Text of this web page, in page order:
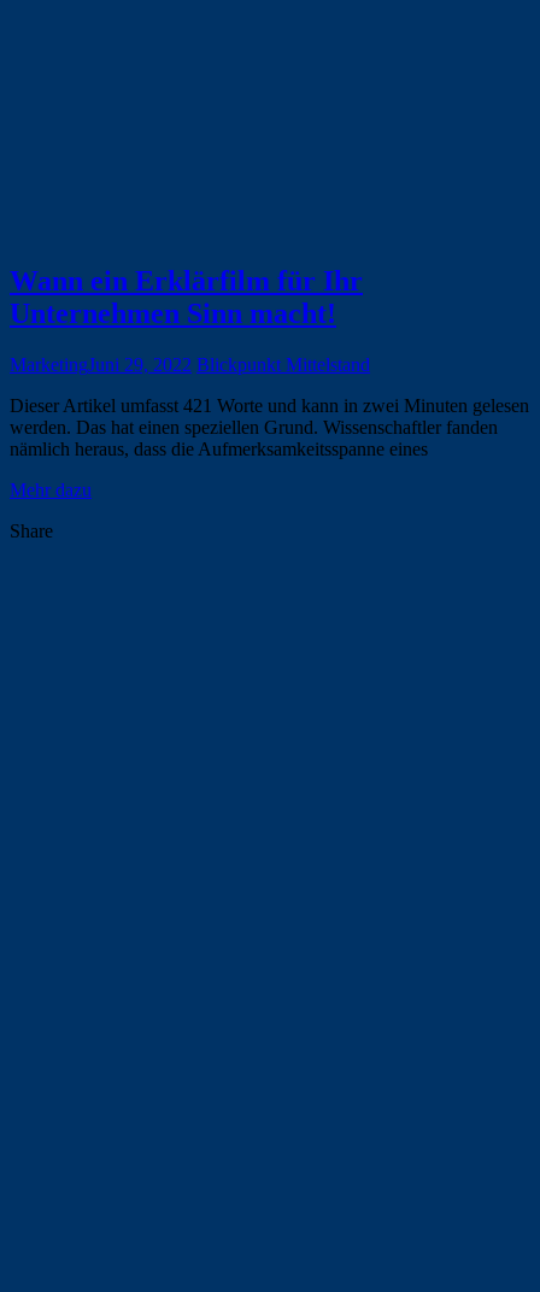
Wann ein Erklärfilm für Ihr
Unternehmen Sinn macht!
MarketingJuni 29, 2022 Blickpunkt Mittelstand
Dieser Artikel umfasst 421 Worte und kann in zwei Minuten gelesen
werden. Das hat einen speziellen Grund. Wissenschaftler fanden
nämlich heraus, dass die Aufmerksamkeitsspanne eines
Mehr dazu
Share